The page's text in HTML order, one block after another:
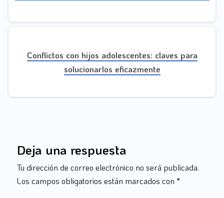
Conflictos con hijos adolescentes: claves para
solucionarlos eficazmente
Deja una respuesta
Tu dirección de correo electrónico no será publicada.
Los campos obligatorios están marcados con *